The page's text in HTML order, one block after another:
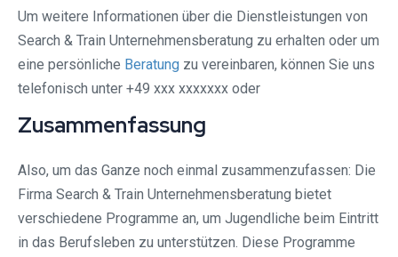
Um weitere Informationen über die Dienstleistungen von
Search & Train Unternehmensberatung zu erhalten oder um
eine persönliche Beratung zu vereinbaren, können Sie uns
telefonisch unter +49 xxx xxxxxxx oder
Zusammenfassung
Also, um das Ganze noch einmal zusammenzufassen: Die
Firma Search & Train Unternehmensberatung bietet
verschiedene Programme an, um Jugendliche beim Eintritt
in das Berufsleben zu unterstützen. Diese Programme